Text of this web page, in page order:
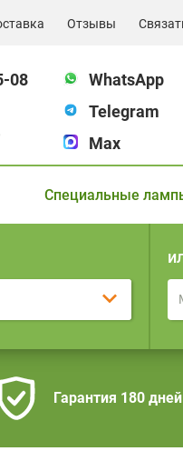
Отзывы
08
WhatsApp
Telegram
Max
Специальные
Гарантия 180 дней